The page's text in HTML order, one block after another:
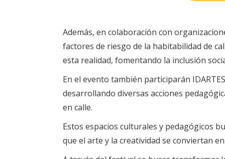
Además, en colaboración con
factores de riesgo de la habitabilidad de
esta realidad, fomentando la inclusión
En el evento también participarán
desarrollando diversas acciones
en calle.
Estos espacios culturales y pedagógicos
que el arte y la creatividad se conviertan